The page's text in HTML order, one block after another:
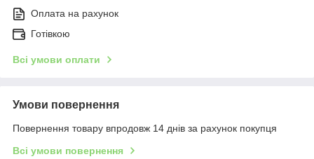
Оплата на рахунок
Готівкою
Всі умови оплати
Умови повернення
Повернення товару впродовж 14 днів за рахунок покупця
Всі умови повернення